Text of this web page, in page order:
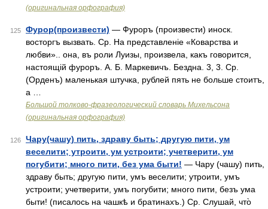
(оригинальная орфография)
125 Фурор(произвести) — Фуроръ (произвести) иноск.
восторгъ вызвать. Ср. На представленіе «Коварства и
любви».. она, въ роли Луизы, произвела, какъ говорится,
настоящій фуроръ. А. Б. Маркевичъ. Бездна. 3, 3. Ср.
(Орденъ) маленькая штучка, рублей пять не больше стоитъ,
а …
Большой толково-фразеологический словарь Михельсона
(оригинальная орфография)
126
Чару(чашу) пить, здраву быть; другую пити, ум
веселити; утроити, ум устроити; учетверити, ум
погубити; много пити, без ума быти! — Чару (чашу) пить,
здраву быть; другую пити, умъ веселити; утроити, умъ
устроити; учетверити, умъ погубити; много пити, безъ ума
быти! (писалось на чашкѣ и братинахъ.) Ср. Слушай, что̀